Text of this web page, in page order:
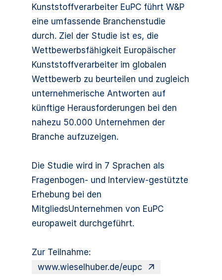
Kunststoffverarbeiter EuPC führt W&P
eine umfassende Branchenstudie
durch. Ziel der Studie ist es, die
Wettbewerbsfähigkeit Europäischer
Kunststoffverarbeiter im globalen
Wettbewerb zu beurteilen und zugleich
unternehmerische Antworten auf
künftige Herausforderungen bei den
nahezu 50.000 Unternehmen der
Branche aufzuzeigen.
Die Studie wird in 7 Sprachen als
Fragenbogen- und Interview-gestützte
Erhebung bei den
MitgliedsUnternehmen von EuPC
europaweit durchgeführt.
Zur Teilnahme:
www.wieselhuber.de/eupc